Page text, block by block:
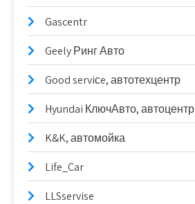
Gascentr
Geely Ринг Авто
Good serviсe, автотехцентр
Hyundai КлючАвто, автоцентр
K&K, автомойка
Life_Car
LLSservise